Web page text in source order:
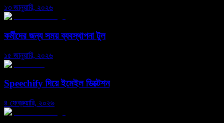
১৩ জানুয়ারি, ২০২৬
কর্মীদের জন্য সময় ব্যবস্থাপনা টুল
১৫ জানুয়ারি, ২০২৬
Speechify দিয়ে ইমেইল ডিক্টেশন
৪ ফেব্রুয়ারি, ২০২৬